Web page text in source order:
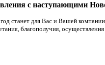
с наступающими
станет для Вас и Вашей
благополучия,